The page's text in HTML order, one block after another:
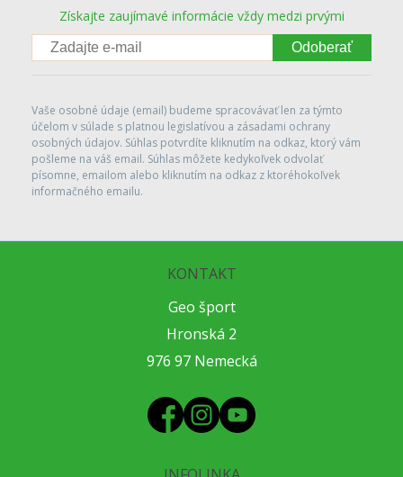
Získajte zaujímavé informácie vždy medzi prvými
Odoberať
Vaše osobné údaje (email) budeme spracovávať len za týmto
účelom v súlade s platnou legislatívou a zásadami ochrany
osobných údajov. Súhlas potvrdíte kliknutím na odkaz, ktorý vám
pošleme na váš email. Súhlas môžete kedykoľvek odvolať
písomne, emailom alebo kliknutím na odkaz z ktoréhokoľvek
informačného emailu.
KONTAKT
Geo šport
Hronská 2
976 97 Nemecká